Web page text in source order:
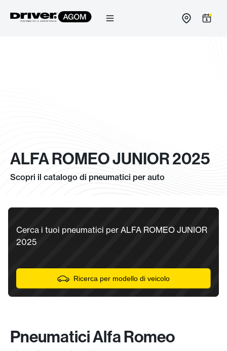
ALFA ROMEO JUNIOR 2025
Scopri il catalogo di pneumatici per auto
Cerca i tuoi pneumatici per ALFA ROMEO JUNIOR
2025
Ricerca per modello di veicolo
Pneumatici Alfa Romeo